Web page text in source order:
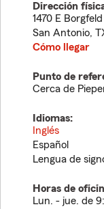
Dirección
1470 E
San Antonio,
Cómo llegar
Punto de
Cerca de
Idiomas:
Inglés
Español
Lengua de
Horas de
Lun. - jue. de